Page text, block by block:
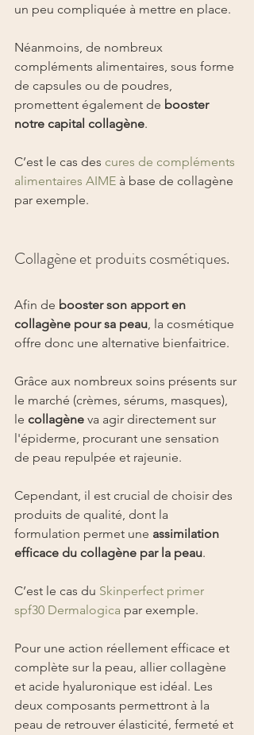
un peu compliquée à mettre en place.
Néanmoins, de nombreux
compléments alimentaires, sous forme
de capsules ou de poudres,
promettent également de booster
notre capital collagène.
C’est le cas des cures de compléments
alimentaires AIME à base de collagène
par exemple.
Collagène et produits cosmétiques.
Afin de booster son apport en
collagène pour sa peau , la cosmétique
offre donc une alternative bienfaitrice.
Grâce aux nombreux soins présents sur
le marché (crèmes, sérums, masques),
le collagène va agir directement sur
l'épiderme, procurant une sensation
de peau repulpée et rajeunie.
Cependant, il est crucial de choisir des
produits de qualité, dont la
formulation permet une assimilation
efficace du collagène par la peau.
C’est le cas du Skinperfect primer
spf30 Dermalogica par exemple.
Pour une action réellement efficace et
complète sur la peau, allier collagène
et acide hyaluronique est idéal. Les
deux composants permettront à la
peau de retrouver élasticité, fermeté et